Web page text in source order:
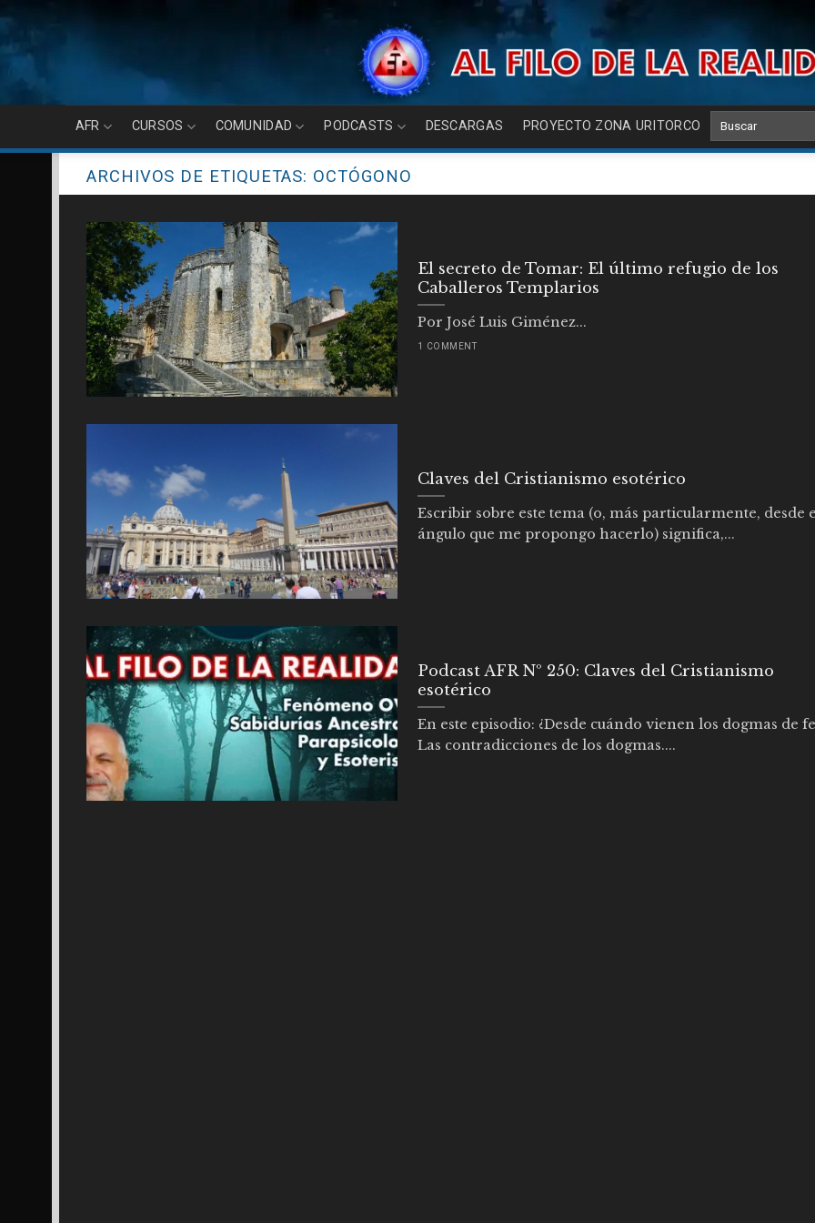
content
AFR CURSOS COMUNIDAD PODCASTS DESCARGAS PROYECTO ZONA URITORCO
ARCHIVOS DE ETIQUETAS: OCTÓGONO
El secreto de Tomar: El último refugio de los
Caballeros Templarios
Por José Luis Giménez...
1 COMMENT
Claves del Cristianismo esotérico
Escribir sobre este tema (o, más particularmente, desde
ángulo que me propongo hacerlo) significa,...
Podcast AFR Nº 250: Claves del Cristianismo
esotérico
En este episodio: ¿Desde cuándo vienen los dogmas de
Las contradicciones de los dogmas....